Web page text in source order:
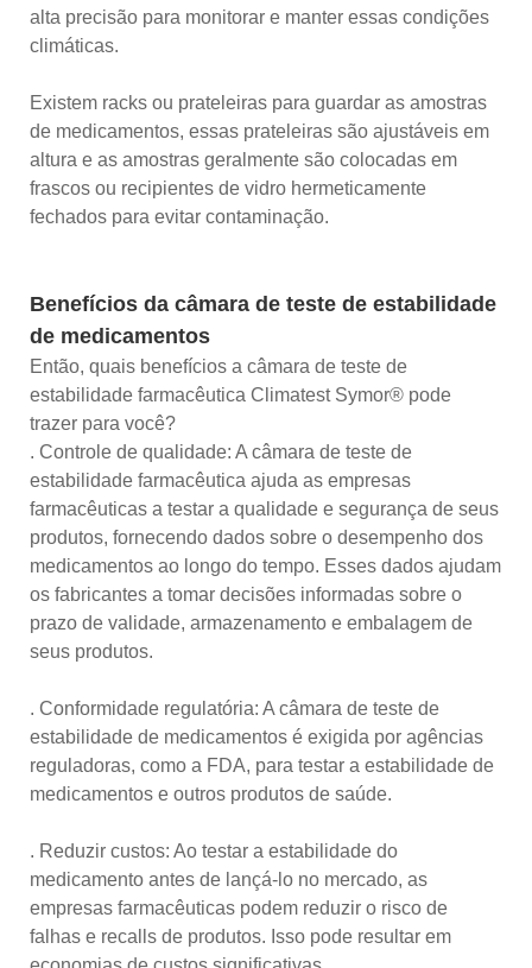
alta precisão para monitorar e manter essas condições
climáticas.
Existem racks ou prateleiras para guardar as amostras
de medicamentos, essas prateleiras são ajustáveis ​​em
altura e as amostras geralmente são colocadas em
frascos ou recipientes de vidro hermeticamente
fechados para evitar contaminação.
Benefícios da câmara de teste de estabilidade
de medicamentos
Então, quais benefícios a câmara de teste de
estabilidade farmacêutica Climatest Symor® pode
trazer para você?
. Controle de qualidade: A câmara de teste de
estabilidade farmacêutica ajuda as empresas
farmacêuticas a testar a qualidade e segurança de seus
produtos, fornecendo dados sobre o desempenho dos
medicamentos ao longo do tempo. Esses dados ajudam
os fabricantes a tomar decisões informadas sobre o
prazo de validade, armazenamento e embalagem de
seus produtos.
. Conformidade regulatória: A câmara de teste de
estabilidade de medicamentos é exigida por agências
reguladoras, como a FDA, para testar a estabilidade de
medicamentos e outros produtos de saúde.
. Reduzir custos: Ao testar a estabilidade do
medicamento antes de lançá-lo no mercado, as
empresas farmacêuticas podem reduzir o risco de
falhas e recalls de produtos. Isso pode resultar em